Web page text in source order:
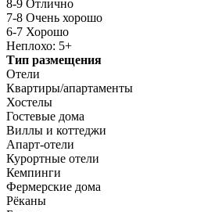
8-9 Отлично
7-8 Очень хорошо
6-7 Хорошо
Неплохо: 5+
Тип размещения
Отели
Квартиры/апартаменты
Хостелы
Гостевые дома
Виллы и коттеджи
Апарт-отели
Курортные отели
Кемпинги
Фермерские дома
Рёканы